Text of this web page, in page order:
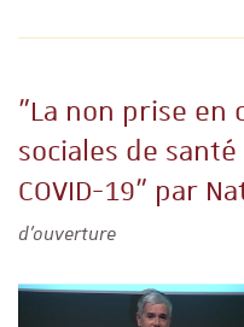
"La non prise en
sociales de
COVID-19" par
d'ouverture